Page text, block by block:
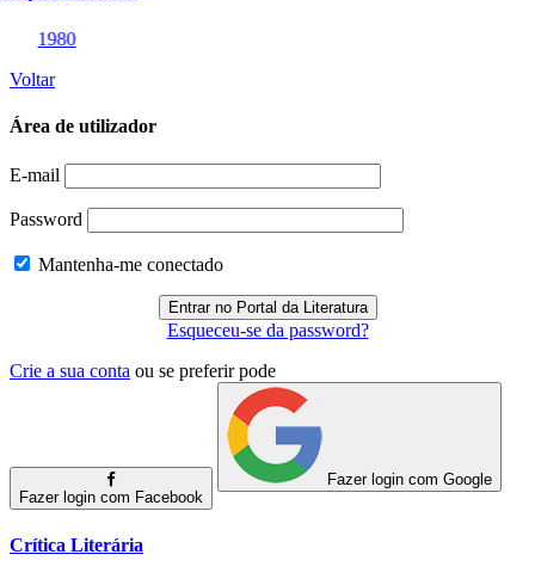
Voltar
Área de utilizador
E-mail
Password
Mantenha-me conectado
Esqueceu-se da password?
Crie a sua conta ou se preferir pode
Fazer login com Facebook
Fazer login com Google
Crítica Literária